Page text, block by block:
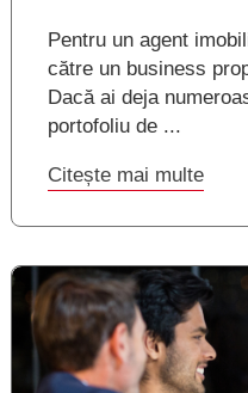
Pentru un agent
către un business
Dacă ai deja
portofoliu de ...
Citește mai multe